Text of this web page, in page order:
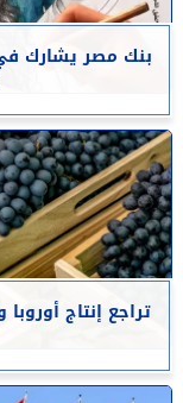
بنك مصر يشارك في
تراجع إنتاج